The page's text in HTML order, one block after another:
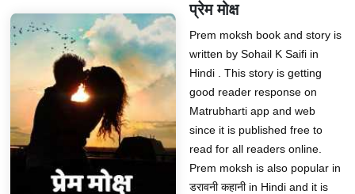
प्रेम मोक्ष
Prem moksh book and story is
written by Sohail K Saifi in
Hindi . This story is getting
good reader response on
Matrubharti app and web
since it is published free to
read for all readers online.
Prem moksh is also popular in
डरावनी कहानी in Hindi and it is